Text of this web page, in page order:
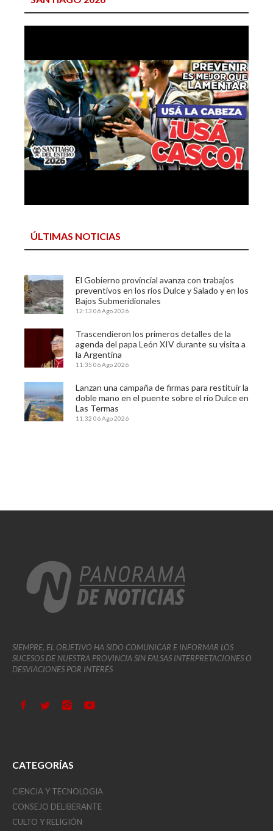
ÚLTIMAS NOTICIAS
El Gobierno provincial avanza con trabajos
preventivos en los ríos Dulce y Salado y en los
Bajos Submeridionales
12:13 06 Ago 2026
Trascendieron los primeros detalles de la
agenda del papa León XIV durante su visita a
la Argentina
11:35 06 Ago 2026
Lanzan una campaña de firmas para restituir la
doble mano en el puente sobre el río Dulce en
Las Termas
11:32 06 Ago 2026
SIEMPRE, EL OBJETIVO HA SIDO COMUNICAR E INFORMAR LOS
SUCESOS DE NUESTRA PROVINCIA SIN FALSAS INTERPRETACIONES O
DESVIACIONES POR INTERÉS
CATEGORÍAS
CIENCIA Y TECNOLOGIA
CONSEJO DELIBERANTE
CULTO Y RELIGIÓN